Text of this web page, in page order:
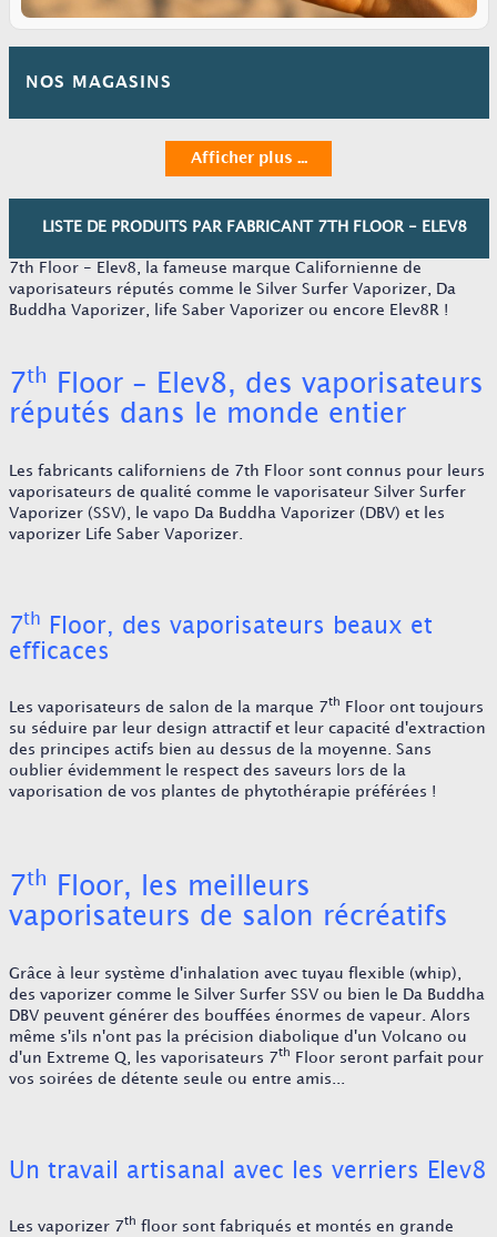
NOS MAGASINS
Afficher plus ...
LISTE DE PRODUITS PAR FABRICANT 7TH FLOOR - ELEV8
7th Floor - Elev8, la fameuse marque Californienne de
vaporisateurs réputés comme le Silver Surfer Vaporizer, Da
Buddha Vaporizer, life Saber Vaporizer ou encore Elev8R !
7th
Floor - Elev8, des vaporisateurs
réputés dans le monde entier
Les fabricants californiens de 7th Floor sont connus pour leurs
vaporisateurs de qualité comme le vaporisateur Silver Surfer
Vaporizer (SSV), le vapo Da Buddha Vaporizer (DBV) et les
vaporizer Life Saber Vaporizer.
7th
Floor, des vaporisateurs beaux et
efficaces
Les vaporisateurs de salon de la marque 7th
Floor ont toujours
su séduire par leur design attractif et leur capacité d'extraction
des principes actifs bien au dessus de la moyenne. Sans
oublier évidemment le respect des saveurs lors de la
vaporisation de vos plantes de phytothérapie préférées !
7th
Floor, les meilleurs
vaporisateurs de salon récréatifs
Grâce à leur système d'inhalation avec tuyau flexible (whip),
des vaporizer comme le Silver Surfer SSV ou bien le Da Buddha
DBV peuvent générer des bouffées énormes de vapeur. Alors
même s'ils n'ont pas la précision diabolique d'un Volcano ou
d'un Extreme Q, les vaporisateurs 7th
Floor seront parfait pour
vos soirées de détente seule ou entre amis...
Un travail artisanal avec les verriers Elev8
Les vaporizer 7th floor sont fabriqués et montés en grande